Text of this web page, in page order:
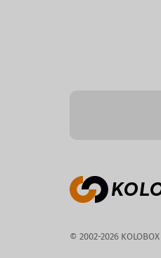
© 2002-2026